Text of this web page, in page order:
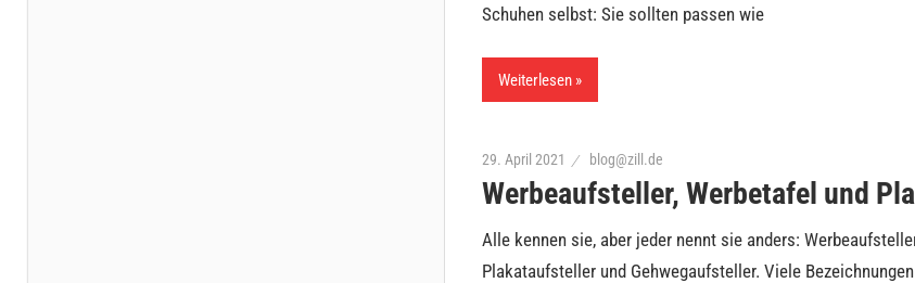
Schuhen selbst: Sie sollten passen wie
Weiterlesen
29. April 2021 blog@zill.de
Werbeaufsteller, Werbetafel und
Alle kennen sie, aber jeder nennt sie anders:
Plakataufsteller und Gehwegaufsteller. Viele